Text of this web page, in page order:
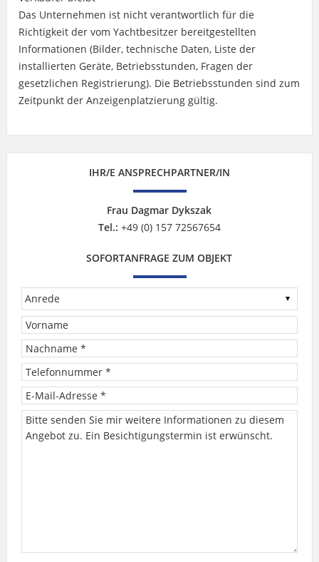
Das Unternehmen ist nicht verantwortlich für die
Richtigkeit der vom Yachtbesitzer bereitgestellten
Informationen (Bilder, technische Daten, Liste der
installierten Geräte, Betriebsstunden, Fragen der
gesetzlichen Registrierung). Die Betriebsstunden sind zum
Zeitpunkt der Anzeigenplatzierung gültig.
IHR/E ANSPRECHPARTNER/IN
Frau Dagmar Dykszak
Tel.: +49 (0) 157 72567654
SOFORTANFRAGE ZUM OBJEKT